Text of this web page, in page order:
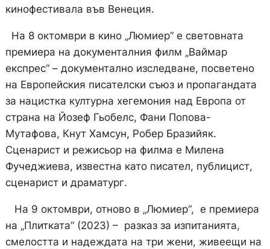
кинофестивала във Венеция.
На 8 октомври в кино „Люмиер“ е световната
премиера на документалния филм „Ваймар
експрес“ – документално изследване, посветено
на Европeйския писателски съюз и пропагандата
за нацистка културна хегемония над Европа от
страна на Йозеф Гьобелс, Фани Попова-
Мутафова, Кнут Хамсун, Робер Бразийяк.
Сценарист и режисьор на филма е Милена
Фучеджиева, известна като писател, публицист,
сценарист и драматург.
На 9 октомври, отново в „Люмиер“, е премиера
на „Плитката“ (2023) – разказ за изпитанията,
смелостта и надеждата на три жени, живеещи на